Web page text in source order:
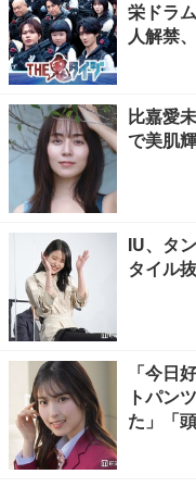
栄ドラ
人解禁
比嘉愛
で美肌
IU、タ
タイル
「今日
トパン
た」「